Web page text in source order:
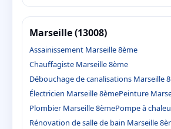
Marseille (13008)
Assainissement Marseille 8ème
Chauffagiste Marseille 8ème
Débouchage de canalisations Marseille
Électricien Marseille 8èmePeinture
Plombier Marseille 8èmePompe à
Rénovation de salle de bain Marseille